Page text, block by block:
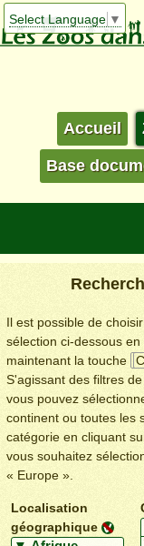
Select Language ▼
Accueil
Base
Il est possible de
sélection ci-dessous
maintenant la touche
S'agissant des filtres
vous pouvez
continent ou toutes les
catégorie en cliquant
vous souhaitez
« Europe ».
Localisation
géographique